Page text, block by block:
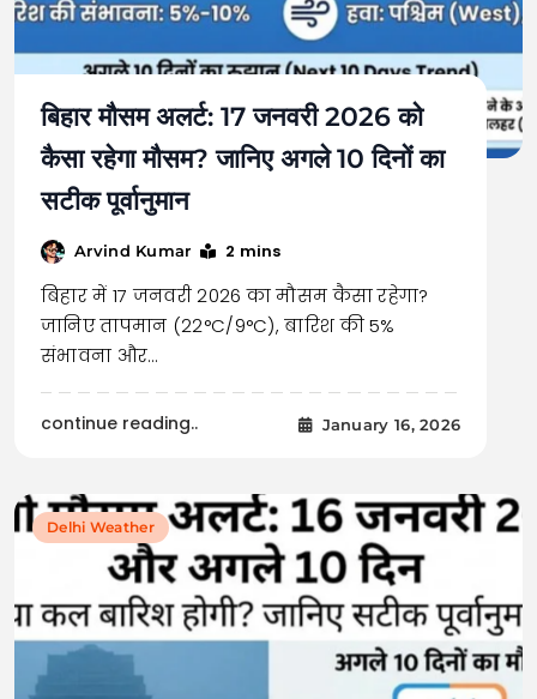
बिहार मौसम अलर्ट: 17 जनवरी 2026 को
कैसा रहेगा मौसम? जानिए अगले 10 दिनों का
सटीक पूर्वानुमान
Arvind Kumar 2 mins
बिहार में 17 जनवरी 2026 का मौसम कैसा रहेगा?
जानिए तापमान (22°C/9°C), बारिश की 5%
संभावना और…
continue reading.. January 16, 2026
Delhi Weather